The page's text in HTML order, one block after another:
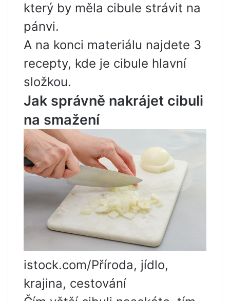
který by měla cibule strávit na
pánvi.
A na konci materiálu najdete 3
recepty, kde je cibule hlavní
složkou.
Jak správně nakrájet cibuli
na smažení
istock.com/Příroda, jídlo,
krajina, cestování